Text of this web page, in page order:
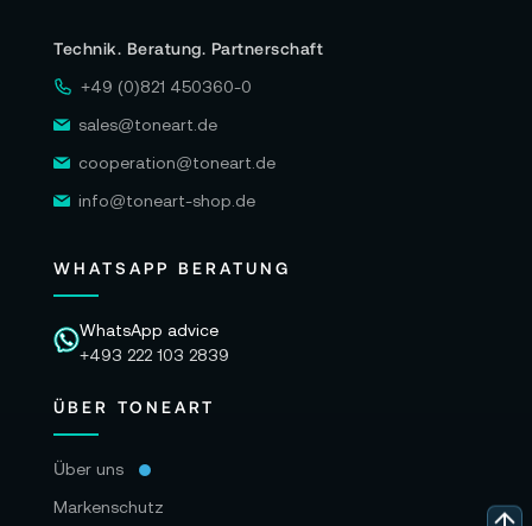
Technik. Beratung. Partnerschaft
+49 (0)821 450360-0
sales@toneart.de
cooperation@toneart.de
info@toneart-shop.de
WHATSAPP BERATUNG
WhatsApp advice
+493 222 103 2839
ÜBER TONEART
Über uns
Markenschutz